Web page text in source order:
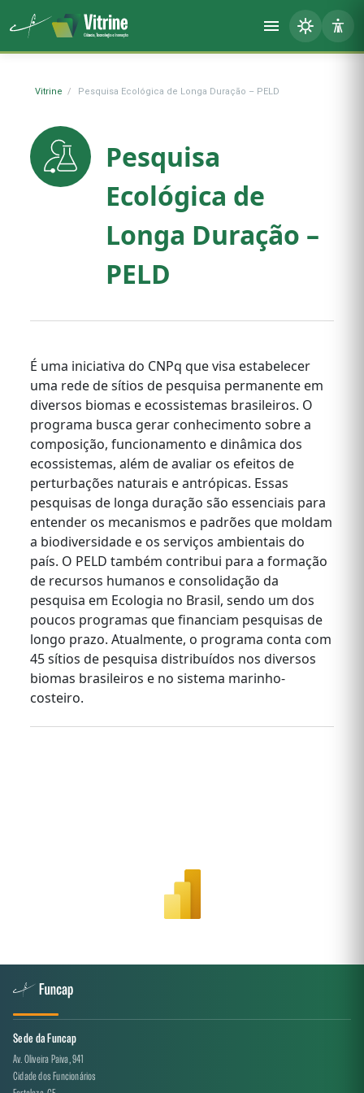
Vitrine Pesquisa Ecológica de Longa Duração – PELD
Pesquisa
Ecológica de
Longa Duração –
PELD
É uma iniciativa do CNPq que visa estabelecer
uma rede de sítios de pesquisa permanente em
diversos biomas e ecossistemas brasileiros. O
programa busca gerar conhecimento sobre a
composição, funcionamento e dinâmica dos
ecossistemas, além de avaliar os efeitos de
perturbações naturais e antrópicas. Essas
pesquisas de longa duração são essenciais para
entender os mecanismos e padrões que moldam
a biodiversidade e os serviços ambientais do
país. O PELD também contribui para a formação
de recursos humanos e consolidação da
pesquisa em Ecologia no Brasil, sendo um dos
poucos programas que financiam pesquisas de
longo prazo. Atualmente, o programa conta com
45 sítios de pesquisa distribuídos nos diversos
biomas brasileiros e no sistema marinho-
costeiro.
Sede da Funcap
Av. Oliveira Paiva, 941
Cidade dos Funcionários